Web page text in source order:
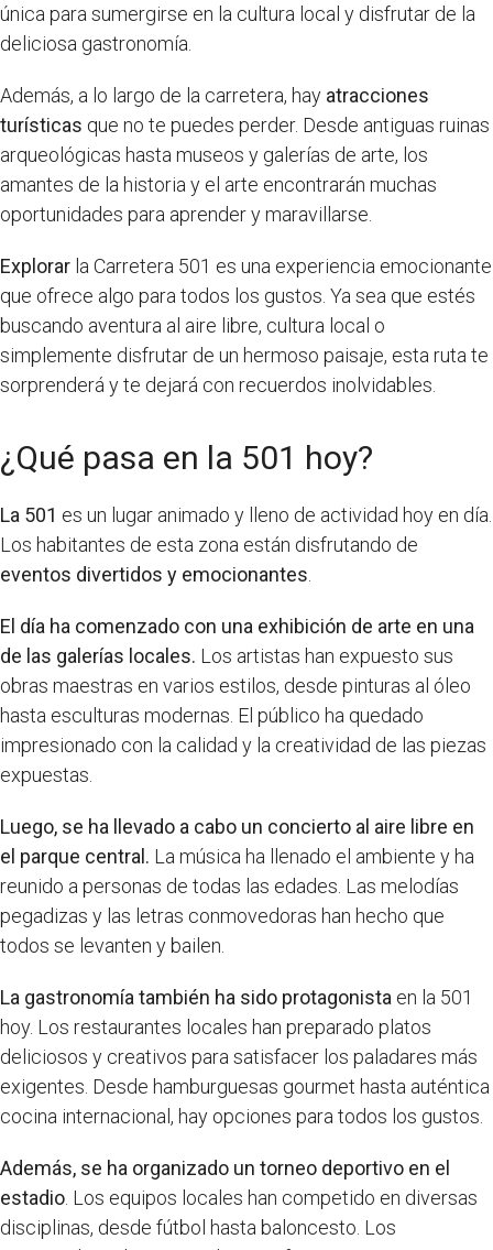
única para sumergirse en la cultura local y disfrutar de la
deliciosa gastronomía.
Además, a lo largo de la carretera, hay atracciones
turísticas que no te puedes perder. Desde antiguas ruinas
arqueológicas hasta museos y galerías de arte, los
amantes de la historia y el arte encontrarán muchas
oportunidades para aprender y maravillarse.
Explorar la Carretera 501 es una experiencia emocionante
que ofrece algo para todos los gustos. Ya sea que estés
buscando aventura al aire libre, cultura local o
simplemente disfrutar de un hermoso paisaje, esta ruta te
sorprenderá y te dejará con recuerdos inolvidables.
¿Qué pasa en la 501 hoy?
La 501 es un lugar animado y lleno de actividad hoy en día.
Los habitantes de esta zona están disfrutando de
eventos divertidos y emocionantes
El día ha comenzado con una exhibición de arte en una
de las galerías locales. Los artistas han expuesto sus
obras maestras en varios estilos, desde pinturas al óleo
hasta esculturas modernas. El público ha quedado
impresionado con la calidad y la creatividad de las piezas
expuestas.
Luego, se ha llevado a cabo un concierto al aire libre en
el parque central. La música ha llenado el ambiente y ha
reunido a personas de todas las edades. Las melodías
pegadizas y las letras conmovedoras han hecho que
todos se levanten y bailen.
La gastronomía también ha sido protagonista en la 501
hoy. Los restaurantes locales han preparado platos
deliciosos y creativos para satisfacer los paladares más
exigentes. Desde hamburguesas gourmet hasta auténtica
cocina internacional, hay opciones para todos los gustos.
Además, se ha organizado un torneo deportivo en el
estadio . Los equipos locales han competido en diversas
disciplinas, desde fútbol hasta baloncesto. Los